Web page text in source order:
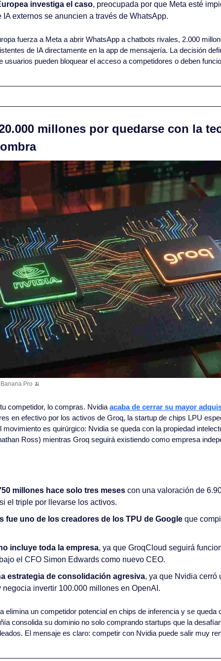
investiga el caso, preocupada por que Meta esté
IA externos se anuncien a través de WhatsApp.
fuerza a Meta a abrir WhatsApp a chatbots rivales, 2.000
de IA directamente en la app de mensajería. La decisión
usuarios pueden bloquear el acceso a competidores o deben
millones por quedarse con la
Pro 🍌
competidor, lo compras. Nvidia acaba de cerrar su mayor
en efectivo por los activos de Groq, la startup de chips LPU
movimiento es quirúrgico: Nvidia se queda con la propiedad
Ross) mientras Groq seguirá existiendo como empresa
millones hace solo tres meses con una valoración de
el triple por llevarse los activos.
fue uno de los creadores de los TPU de Google que
incluye toda la empresa, ya que GroqCloud seguirá
el CFO Simon Edwards como nuevo CEO.
estrategia de consolidación agresiva, ya que Nvidia cerró
negocia invertir 100.000 millones en OpenAI.
elimina un competidor potencial en chips de inferencia y se queda
consolida su dominio no solo comprando startups que la
El mensaje es claro: competir con Nvidia puede salir muy